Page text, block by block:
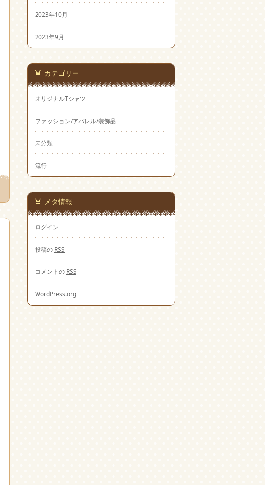
2023年10月
2023年9月
カテゴリー
オリジナルTシャツ
ファッション/アパレル/装飾品
未分類
流行
メタ情報
ログイン
投稿の RSS
コメントの RSS
WordPress.org